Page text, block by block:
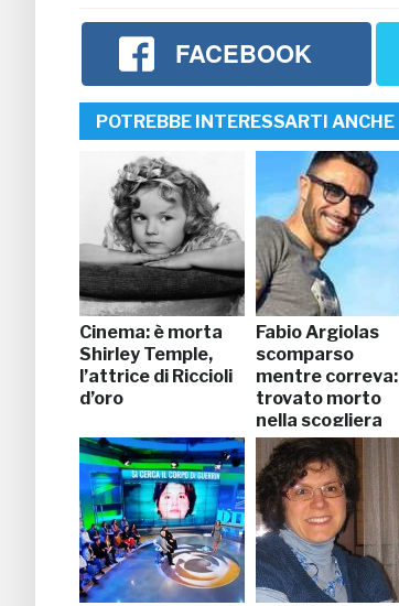
FACEBOOK
POTREBBE INTERESSARTI ANCHE
Cinema: è morta
Shirley Temple,
l’attrice di Riccioli
d’oro
Fabio Argiolas
scomparso
mentre correva:
trovato morto
nella scogliera